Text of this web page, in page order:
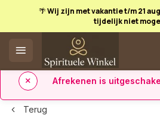
🌴 Wij zijn met vakantie t/m 21
tijdelijk niet
✅ 14 dagen retourrecht ✅
Afrekenen is
Terug